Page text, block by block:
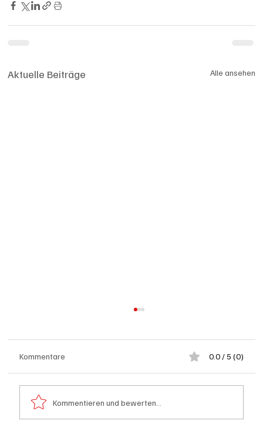
Aktuelle Beiträge Alle ansehen
Kommentare 0.0 / 5 (0)
Kommentieren und bewerten...